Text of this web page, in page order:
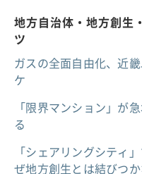
地方自治体・地方創生
ツ
ガスの全面自由化、近
ケ
「限界マンション」が
る
「シェアリングシティ
ぜ地方創生とは結びつ